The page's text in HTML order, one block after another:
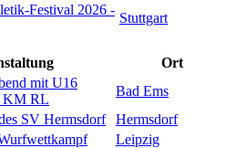
Festival 2026 -
Stuttgart
Ort
mit U16
KM RL
Bad Ems
SV Hermsdorf
Hermsdorf
Leipzig